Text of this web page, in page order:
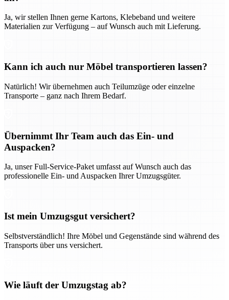
Ja, wir stellen Ihnen gerne Kartons, Klebeband und weitere
Materialien zur Verfügung – auf Wunsch auch mit Lieferung.
Kann ich auch nur Möbel transportieren lassen?
Natürlich! Wir übernehmen auch Teilumzüge oder einzelne
Transporte – ganz nach Ihrem Bedarf.
Übernimmt Ihr Team auch das Ein- und
Auspacken?
Ja, unser Full-Service-Paket umfasst auf Wunsch auch das
professionelle Ein- und Auspacken Ihrer Umzugsgüter.
Ist mein Umzugsgut versichert?
Selbstverständlich! Ihre Möbel und Gegenstände sind während des
Transports über uns versichert.
Wie läuft der Umzugstag ab?